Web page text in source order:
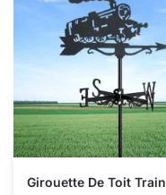
Girouette De Toit Train